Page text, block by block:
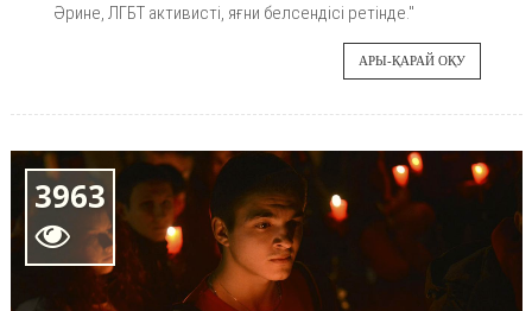
Әрине, ЛГБТ активисті, яғни белсендісі ретінде."
АРЫ-ҚАРАЙ ОҚУ
3963
